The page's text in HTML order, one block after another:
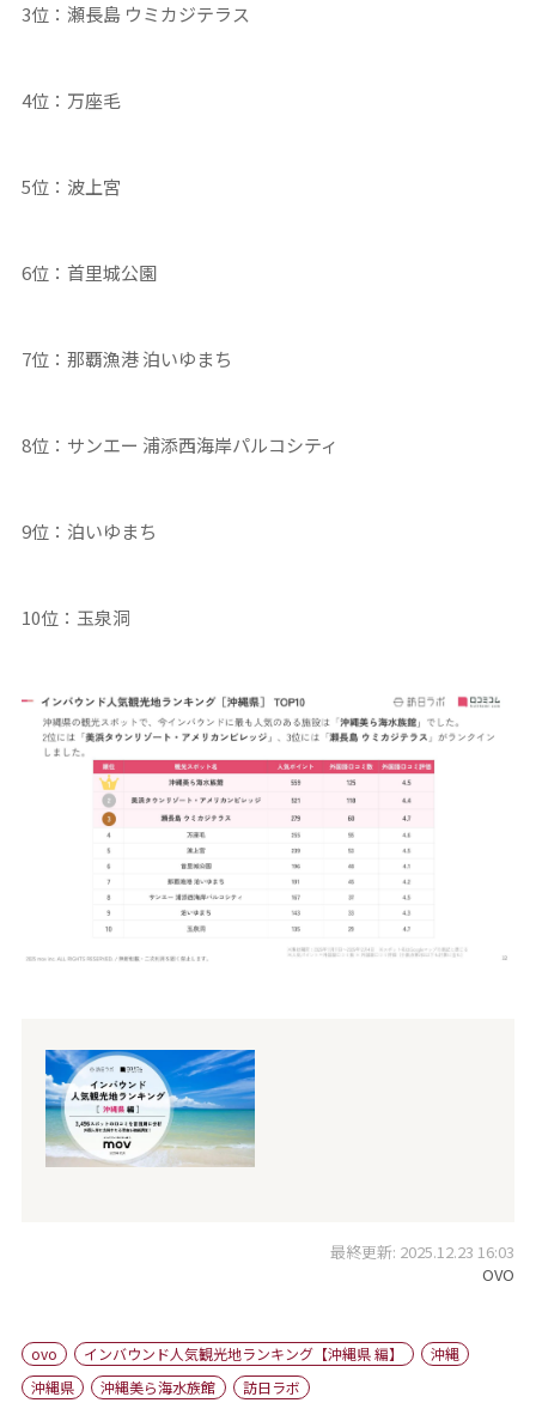
3位：瀬長島 ウミカジテラス
4位：万座毛
5位：波上宮
6位：首里城公園
7位：那覇漁港 泊いゆまち
8位：サンエー 浦添西海岸パルコシティ
9位：泊いゆまち
10位：玉泉洞
最終更新: 2025.12.23 16:03
OVO
ovo インバウンド人気観光地ランキング【沖縄県 編】
沖縄
沖縄県
沖縄美ら海水族館 訪日ラボ